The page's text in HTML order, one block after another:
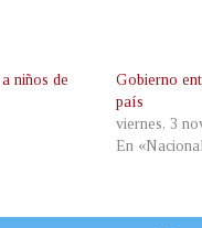
niños de
Gobierno
país
viernes, 3
En